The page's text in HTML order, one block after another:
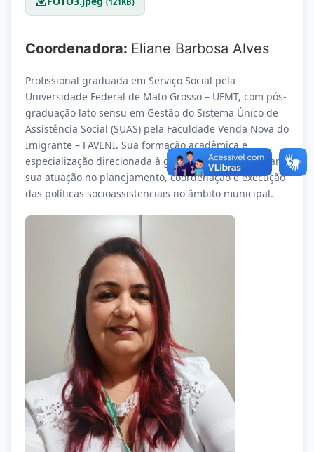
Coordenadora: Eliane Barbosa Alves
Profissional graduada em Serviço Social pela
Universidade Federal de Mato Grosso – UFMT, com pós-
graduação lato sensu em Gestão do Sistema Único de
Assistência Social (SUAS) pela Faculdade Venda Nova do
Imigrante – FAVENI. Sua formação acadêmica e
especialização direcionada à gestão pública qualificam
sua atuação no planejamento, coordenação e execução
das políticas socioassistenciais no âmbito municipal.